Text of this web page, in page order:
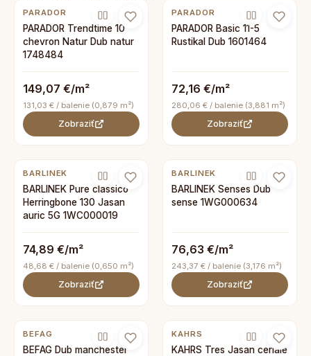
PARADOR
PARADOR Trendtime 10
chevron Natur Dub natur
1748484
149,07 €/m²
131,03 € / balenie (0,879 m²)
Zobraziť
PARADOR
PARADOR Basic 11-5
Rustikal Dub 1601464
72,16 €/m²
280,06 € / balenie (3,881 m²)
Zobraziť
BARLINEK
BARLINEK Pure classico
Herringbone 130 Jasan
auric 5G 1WC000019
74,89 €/m²
48,68 € / balenie (0,650 m²)
Zobraziť
BARLINEK
BARLINEK Senses Dub
sense 1WG000634
76,63 €/m²
243,37 € / balenie (3,176 m²)
Zobraziť
BEFAG
BEFAG Dub manchester
KAHRS
KAHRS Tres Jasan ceriale